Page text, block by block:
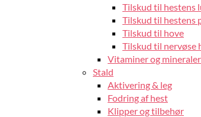
Tilskud til hestens
Tilskud til hestens
Tilskud til hove
Tilskud til nervøse
Vitaminer og
Stald
Aktivering & leg
Fodring af hest
Klipper og tilbehør